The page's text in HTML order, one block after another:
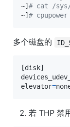
~] # cat /sys/
~] #
多个磁盘的
[disk]
elevator=
若 THP 禁